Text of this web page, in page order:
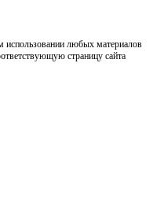
любых материалов
страницу сайта